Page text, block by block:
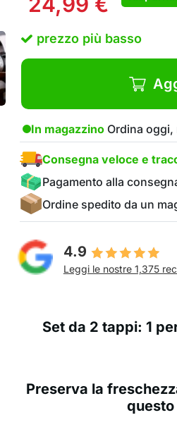
prezzo più basso
In magazzino Ordina
Consegna veloce e
Pagamento alla
Ordine spedito da un
4.9
Leggi le nostre 1,375
Set da 2 tappi: 1
Preserva la